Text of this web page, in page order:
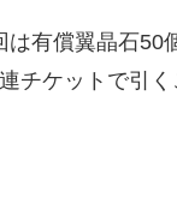
は有償翼晶石50
チケットで引